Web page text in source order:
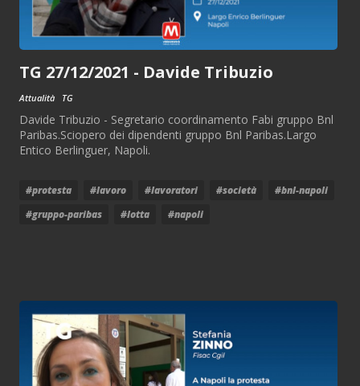
TG 27/12/2021 - Davide Tribuzio
Attualità TG
Davide Tribuzio - Segretario coordinamento Fabi gruppo Bnl
Paribas.Sciopero dei dipendenti gruppo Bnl Paribas.Largo
Entico Berlinguer, Napoli.
#protesta #lavoro #lavoratori #società
#bnl-napoli
#gruppo-paribas
#lotta #napoli